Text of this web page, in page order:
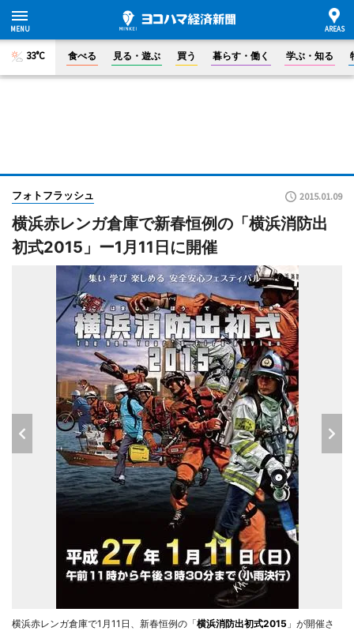
33°C 食べる 見る・遊ぶ 買う 暮らす・働く 学ぶ・知る
フォトフラッシュ 2015.01.09
横浜赤レンガ倉庫で新春恒例の「横浜消防出
初式2015」ー1月11日に開催
横浜赤レンガ倉庫で1月11日、新春恒例の「横浜消防出初式2015 」が開催さ